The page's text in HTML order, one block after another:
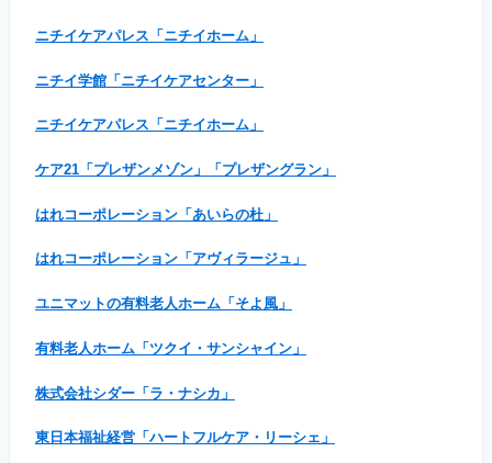
ニチイケアパレス「ニチイホーム」
ニチイ学館「ニチイケアセンター」
ニチイケアパレス「ニチイホーム」
ケア21「プレザンメゾン」「プレザングラン」
はれコーポレーション「あいらの杜」
はれコーポレーション「アヴィラージュ」
ユニマットの有料老人ホーム「そよ風」
有料老人ホーム「ツクイ・サンシャイン」
株式会社シダー「ラ・ナシカ」
東日本福祉経営「ハートフルケア・リーシェ」